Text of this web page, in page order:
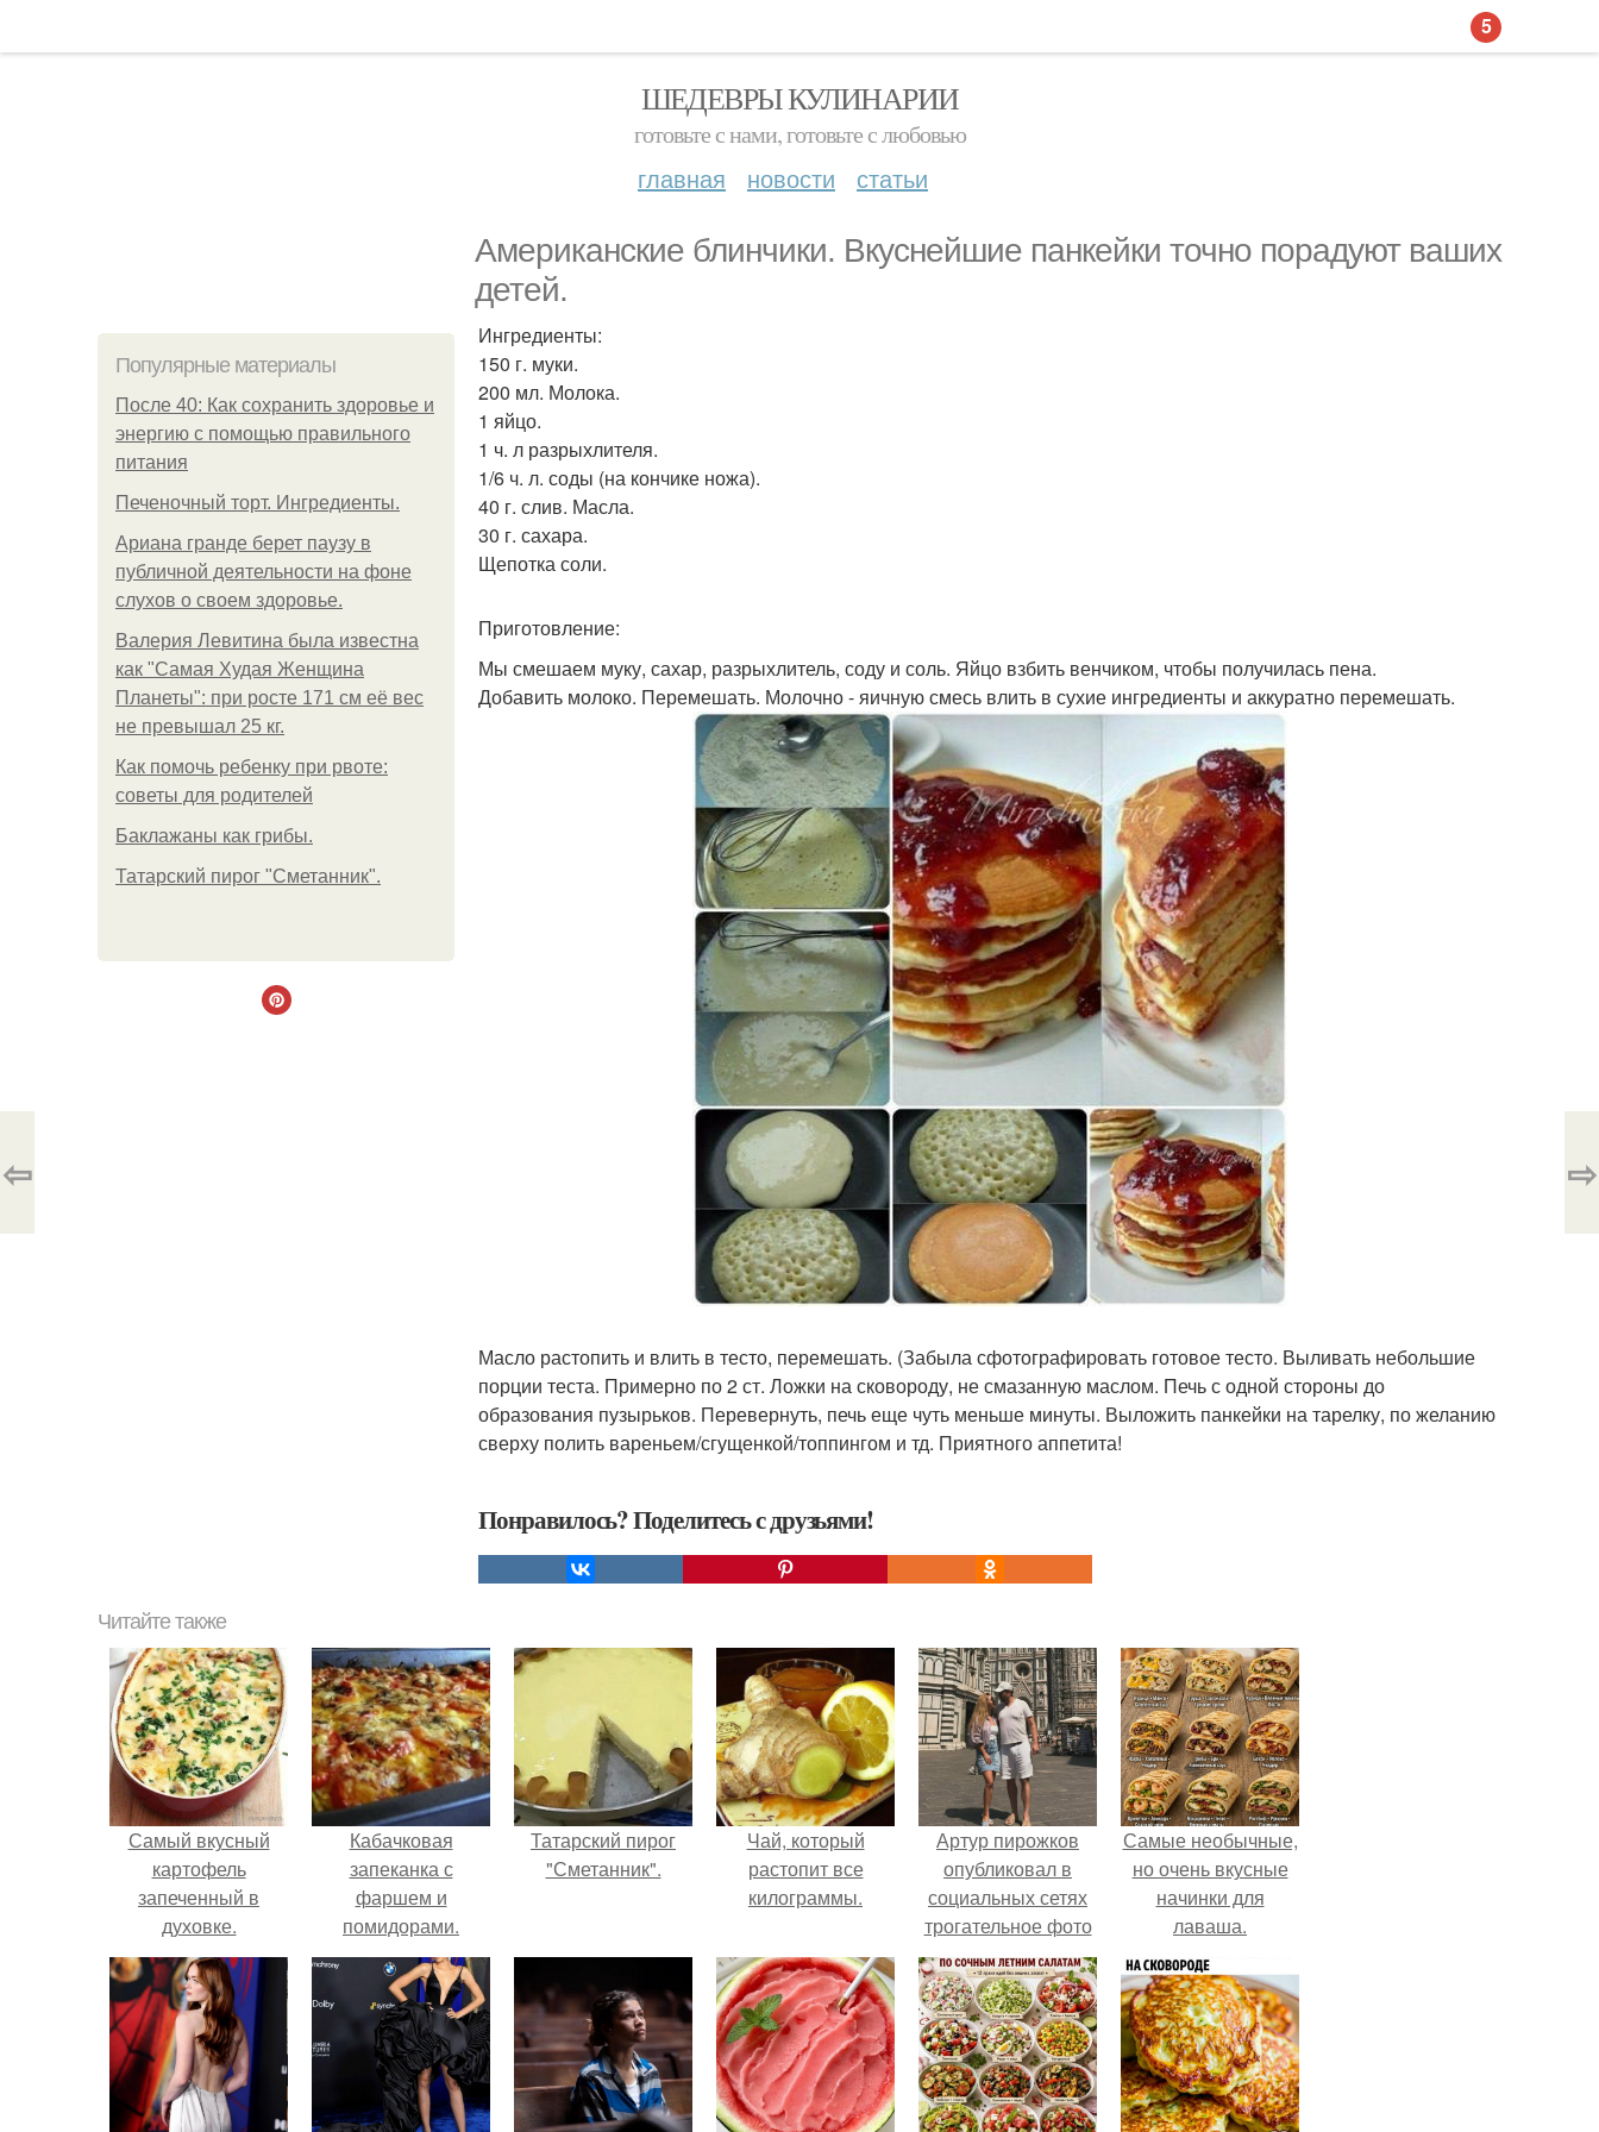
ШЕДЕВРЫ КУЛИНАРИИ
готовьте с нами, готовьте с любовью
главная новости статьи
Американские блинчики. Вкуснейшие панкейки точно порадуют ваших
детей.
Популярные материалы
После 40: Как сохранить здоровье и
энергию с помощью правильного
питания
Печеночный торт. Ингредиенты.
Ариана гранде берет паузу в
публичной деятельности на фоне
слухов о своем здоровье.
Валерия Левитина была известна
как "Самая Худая Женщина
Планеты": при росте 171 см её вес
не превышал 25 кг.
Как помочь ребенку при рвоте:
советы для родителей
Баклажаны как грибы.
Татарский пирог "Сметанник".
Ингредиенты:
150 г. муки.
200 мл. Молока.
1 яйцо.
1 ч. л разрыхлителя.
1/6 ч. л. соды (на кончике ножа).
40 г. слив. Масла.
30 г. сахара.
Щепотка соли.
Приготовление:
Мы смешаем муку, сахар, разрыхлитель, соду и соль. Яйцо взбить венчиком, чтобы получилась пена.
Добавить молоко. Перемешать. Молочно - яичную смесь влить в сухие ингредиенты и аккуратно перемешать.
Масло растопить и влить в тесто, перемешать. (Забыла сфотографировать готовое тесто. Выливать небольшие
порции теста. Примерно по 2 ст. Ложки на сковороду, не смазанную маслом. Печь с одной стороны до
образования пузырьков. Перевернуть, печь еще чуть меньше минуты. Выложить панкейки на тарелку, по желанию
сверху полить вареньем/сгущенкой/топпингом и тд. Приятного аппетита!
Понравилось? Поделитесь с друзьями!
⇦ ⇨
Читайте также
Самый вкусный
картофель
запеченный в
духовке.
Кабачковая
запеканка с
фаршем и
помидорами.
Татарский пирог
"Сметанник".
Чай, который
растопит все
килограммы.
Артур пирожков
опубликовал в
социальных сетях
трогательное фото
с супругой
Анжеликой,
сделанное во
время их недавнего
путешествия в
Италию.
Самые необычные,
но очень вкусные
начинки для
лаваша.
5